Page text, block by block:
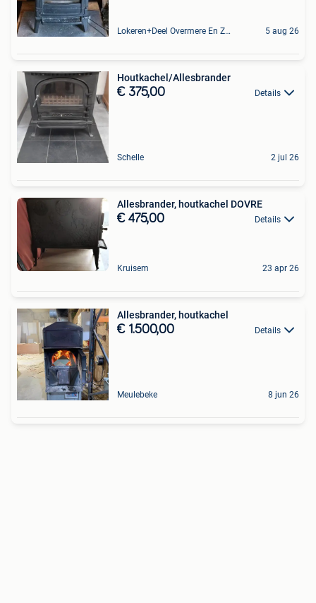
Lokeren+Deel Overmere En Zele 5 aug 26
Houtkachel/Allesbrander
€ 375,00 Details
Schelle 2 jul 26
Allesbrander, houtkachel DOVRE
€ 475,00 Details
Kruisem 23 apr 26
Allesbrander, houtkachel
€ 1.500,00 Details
Meulebeke 8 jun 26